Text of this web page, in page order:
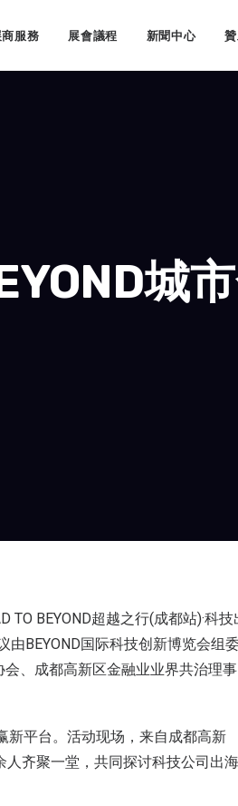
商服務 展會議程 新聞中心
城
TO BEYOND超越之行(成都站)·科技
BEYOND国际科技创新博览会组
、成都高新区金融业业界共治理事
新平台。活动现场，来自成都高新
齐聚一堂，共同探讨科技公司出海